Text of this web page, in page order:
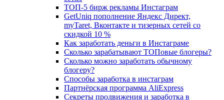
ТОП-5 бирж рекламы Инстаграм
GetUniq пополнение Яндекс Директ,
myTaret, Вконтакте и тизерных сетей со
скидкой 10 %
Как заработать деньги в Инстаграме
Сколько зарабатывают ТОПовые блогеры?
Сколько можно заработать обычному
блогеру?
Способы заработка в инстаграм
Партнёрская программа AliExpress
Секреты продвижения и заработка в